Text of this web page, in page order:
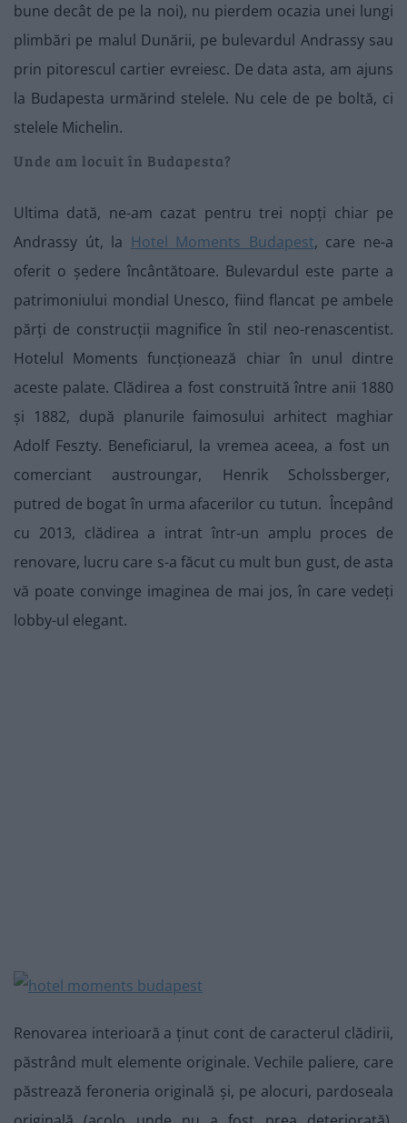
bune decât de pe la noi), nu pierdem ocazia unei lungi
plimbări pe malul Dunării, pe bulevardul Andrassy sau
prin pitorescul cartier evreiesc. De data asta, am ajuns
la Budapesta urmărind stelele. Nu cele de pe boltă, ci
stelele Michelin.
Unde am locuit în Budapesta?
Ultima dată, ne-am cazat pentru trei nopți chiar pe
Andrassy út, la Hotel Moments Budapest, care ne-a
oferit o ședere încântătoare. Bulevardul este parte a
patrimoniului mondial Unesco, fiind flancat pe ambele
părți de construcții magnifice în stil neo-renascentist.
Hotelul Moments funcționează chiar în unul dintre
aceste palate. Clădirea a fost construită între anii 1880
și 1882, după planurile faimosului arhitect maghiar
Adolf Feszty. Beneficiarul, la vremea aceea, a fost un
comerciant austroungar, Henrik Scholssberger,
putred de bogat în urma afacerilor cu tutun. Începând
cu 2013, clădirea a intrat într-un amplu proces de
renovare, lucru care s-a făcut cu mult bun gust, de asta
vă poate convinge imaginea de mai jos, în care vedeți
lobby-ul elegant.
Renovarea interioară a ținut cont de caracterul clădirii,
păstrând mult elemente originale. Vechile paliere, care
păstrează feroneria originală și, pe alocuri, pardoseala